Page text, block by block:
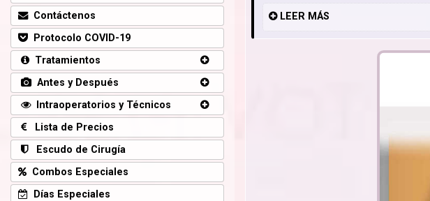
LEER MÁS
Contáctenos
Protocolo COVID-19
Tratamientos
Antes y Después
Intraoperatorios y Técnicos
Lista de Precios
Escudo de Cirugía
Combos Especiales
Días Especiales